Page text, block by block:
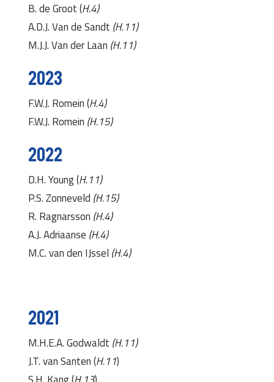
B. de Groot (H.4)
A.D.J. Van de Sandt (H.11)
M.J.J. Van der Laan (H.11)
2023
F.W.J. Romein (H.4)
F.W.J. Romein (H.15)
2022
D.H. Young (H.11)
P.S. Zonneveld (H.15)
R. Ragnarsson (H.4)
A.J. Adriaanse (H.4)
M.C. van den IJssel (H.4)
2021
M.H.E.A. Godwaldt (H.11)
J.T. van Santen (H.11)